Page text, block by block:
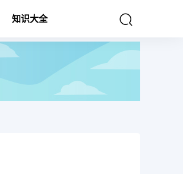
知识大全